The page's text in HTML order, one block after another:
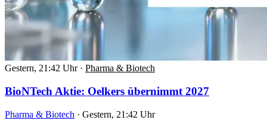
Gestern, 21:42 Uhr · Pharma & Biotech
BioNTech Aktie: Oelkers übernimmt 2027
Pharma & Biotech · Gestern, 21:42 Uhr